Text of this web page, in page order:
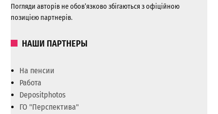
Погляди авторів не обов’язково збігаються з офіційною
позицією партнерів.
НАШИ ПАРТНЕРЫ
На пенсии
Работа
Depositphotos
ГО "Перспектива"